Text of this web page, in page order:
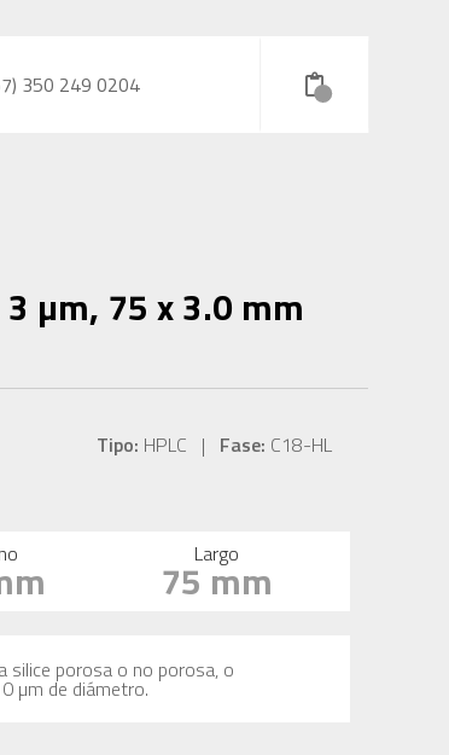
350 249 0204
µm, 75 x 3.0 mm
Tipo: HPLC | Fase: C18-HL
Largo
75 mm
silice porosa o no porosa, o
µm de diámetro.